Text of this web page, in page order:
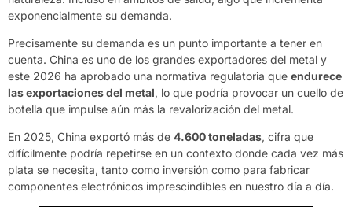
exponencialmente su demanda.
Precisamente su demanda es un punto importante a tener en
cuenta. China es uno de los grandes exportadores del metal y
este 2026 ha aprobado una normativa regulatoria que endurece
las exportaciones del metal, lo que podría provocar un cuello de
botella que impulse aún más la revalorización del metal.
En 2025, China exportó más de 4.600 toneladas, cifra que
difícilmente podría repetirse en un contexto donde cada vez más
plata se necesita, tanto como inversión como para fabricar
componentes electrónicos imprescindibles en nuestro día a día.